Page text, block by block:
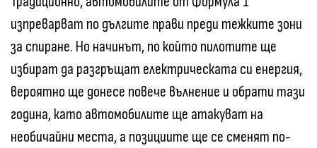
изпреварват по дългите прави преди тежките зони
за спиране. Но начинът, по който пилотите ще
избират да разгръщат електрическата си енергия,
вероятно ще донесе повече вълнение и обрати тази
година, като автомобилите ще атакуват на
необичайни места, а позициите ще се сменят по-